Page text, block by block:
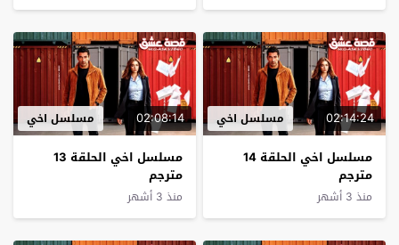
02:14:24 مسلسل اخي
مسلسل اخي الحلقة 14
مترجم
منذ 3 أشهر
02:08:14 مسلسل اخي
مسلسل اخي الحلقة 13
مترجم
منذ 3 أشهر